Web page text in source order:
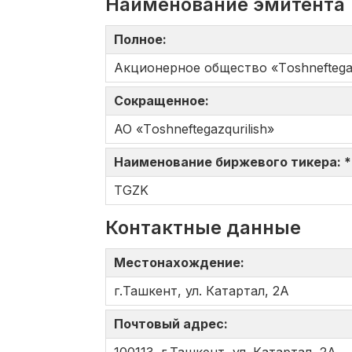
Полное:
Акционерное общество
Сокращенное:
АО «Tоshneftеgazqurilish»
Наименование биржевого тикера: *
TGZK
Контактные данные
Местонахождение:
г.Ташкент, ул. Катартал, 2А
Почтовый адрес: